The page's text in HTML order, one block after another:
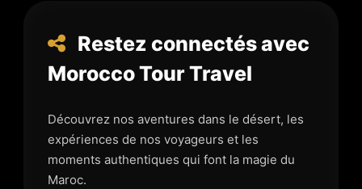
Restez connectés avec
Morocco Tour Travel
Découvrez nos aventures dans le désert, les
expériences de nos voyageurs et les
moments authentiques qui font la magie du
Maroc.